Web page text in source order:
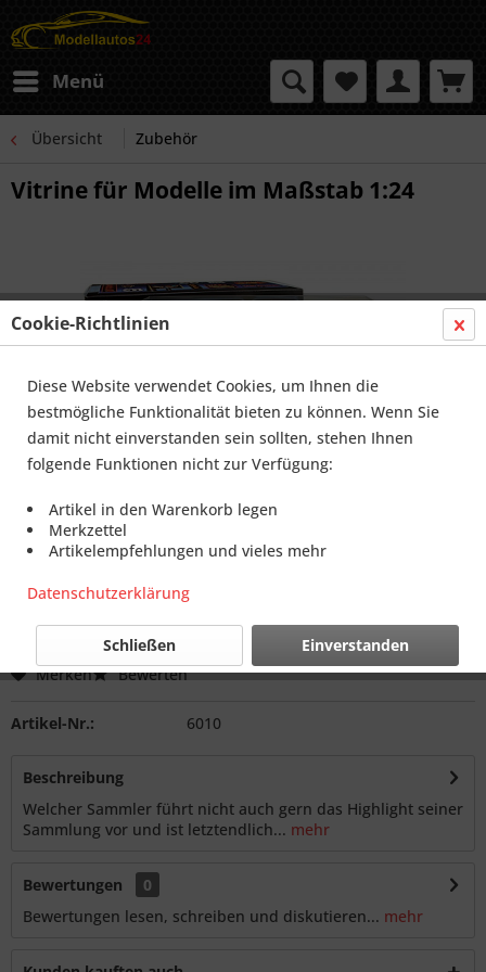
Menü
Übersicht Zubehör
Vitrine für Modelle im Maßstab 1:24
Dieser Artikel steht derzeit nicht zur Verfügung!
15,95 € *
inkl. MwSt.zzgl. Versandkosten
Lieferzeit ca. 30 Tage
Merken Bewerten
Artikel-Nr.: 6010
Beschreibung
Welcher Sammler führt nicht auch gern das Highlight seiner
Sammlung vor und ist letztendlich... mehr
Bewertungen
0
Bewertungen lesen, schreiben und diskutieren... mehr
Cookie-Richtlinien
Diese Website verwendet Cookies, um Ihnen die
bestmögliche Funktionalität bieten zu können. Wenn Sie
damit nicht einverstanden sein sollten, stehen Ihnen
folgende Funktionen nicht zur Verfügung:
Artikel in den Warenkorb legen
Merkzettel
Artikelempfehlungen und vieles mehr
Datenschutzerklärung
Einverstanden
Schließen